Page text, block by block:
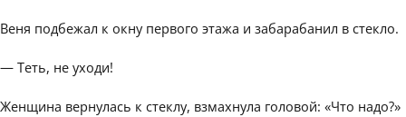
Веня подбежал к окну первого этажа и забарабанил в стекло.
— Теть, не уходи!
Женщина вернулась к стеклу, взмахнула головой: «Что надо?»